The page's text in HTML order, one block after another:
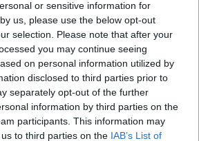
or sensitive information for
us, please use the below opt-out
selection. Please note that after your
you may continue seeing
on personal information utilized by
disclosed to third parties prior to
separately opt-out of the further
information by third parties on the
participants. This information may
to third parties on the IAB’s List of
szerep hárul a szúnyoginvázió